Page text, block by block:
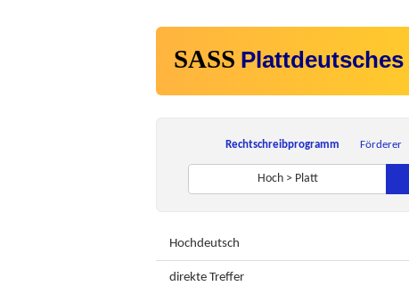
SASS Plattdeutsches
Rechtschreibprogramm Förderer
Hoch > Platt
Hochdeutsch
direkte Treffer